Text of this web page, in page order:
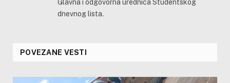
Glavna i odgovorna urednica Studentskog
dnevnog lista.
POVEZANE VESTI